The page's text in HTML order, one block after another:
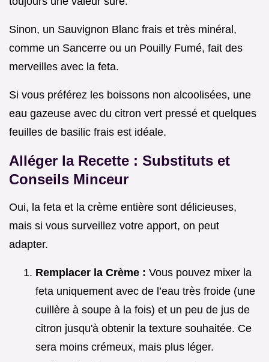
Sinon, un Sauvignon Blanc frais et très minéral,
comme un Sancerre ou un Pouilly Fumé, fait des
merveilles avec la feta.
Si vous préférez les boissons non alcoolisées, une
eau gazeuse avec du citron vert pressé et quelques
feuilles de basilic frais est idéale.
Alléger la Recette : Substituts et
Conseils Minceur
Oui, la feta et la crème entière sont délicieuses,
mais si vous surveillez votre apport, on peut
adapter.
Remplacer la Crème : Vous pouvez mixer la
feta uniquement avec de l’eau très froide (une
cuillère à soupe à la fois) et un peu de jus de
citron jusqu'à obtenir la texture souhaitée. Ce
sera moins crémeux, mais plus léger.